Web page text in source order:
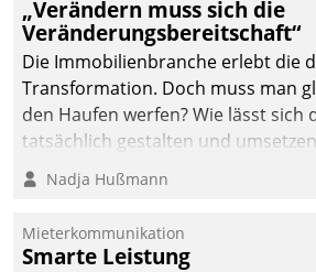
„Verändern muss sich die
Veränderungsbereitschaft“
Die Immobilienbranche erlebt die
Transformation. Doch muss man
den Haufen werfen? Wie lässt sich
tatsächlich gestalten und
Argumente zählen wirklich?
Nadja Hußmann
Mieterkommunikation
Smarte Leistung